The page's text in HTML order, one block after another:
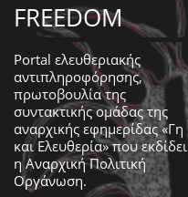
FREEDOM
Portal ελευθεριακής
αντιπληροφόρησης,
πρωτοβουλία της
συντακτικής ομάδας της
αναρχικής εφημερίδας «Γη
και Ελευθερία» που εκδίδει
ηΑναρχική Πολιτική
Οργάνωση.